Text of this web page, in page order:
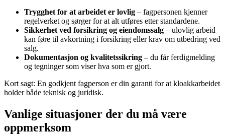
Trygghet for at arbeidet er lovlig – fagpersonen kjenner
regelverket og sørger for at alt utføres etter standardene.
Sikkerhet ved forsikring og eiendomssalg – ulovlig arbeid
kan føre til avkortning i forsikring eller krav om utbedring ved
salg.
Dokumentasjon og kvalitetssikring – du får ferdigmelding
og tegninger som viser hva som er gjort.
Kort sagt: En godkjent fagperson er din garanti for at kloakkarbeidet
holder både teknisk og juridisk.
Vanlige situasjoner der du må være
oppmerksom